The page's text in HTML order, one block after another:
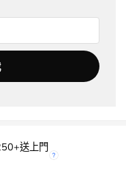
送上門